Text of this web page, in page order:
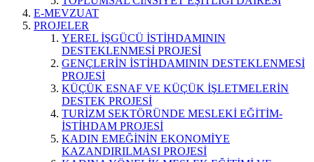
E-MEVZUAT
PROJELER
YEREL İŞGÜCÜ İSTİHDAMININ
DESTEKLENMESİ PROJESİ
GENÇLERİN İSTİHDAMININ DESTEKLENMESİ
PROJESİ
KÜÇÜK ESNAF VE KÜÇÜK İŞLETMELERİN
DESTEK PROJESİ
TURİZM SEKTÖRÜNDE MESLEKİ EĞİTİM-
İSTİHDAM PROJESİ
KADIN EMEĞİNİN EKONOMİYE
KAZANDIRILMASI PROJESİ